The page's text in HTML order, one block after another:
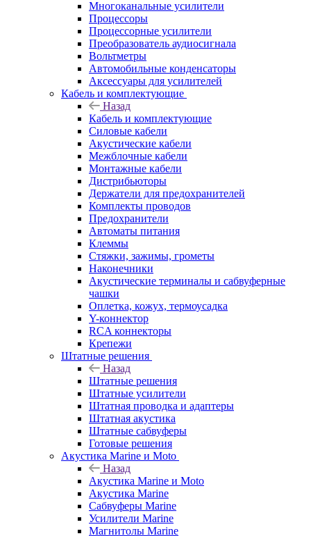
Многоканальные усилители
Процессоры
Процессорные усилители
Преобразователь аудиосигнала
Вольтметры
Автомобильные конденсаторы
Аксессуары для усилителей
Кабель и комплектующие
Назад
Кабель и комплектующие
Силовые кабели
Акустические кабели
Межблочные кабели
Монтажные кабели
Дистрибьюторы
Держатели для предохранителей
Комплекты проводов
Предохранители
Автоматы питания
Клеммы
Стяжки, зажимы, грометы
Наконечники
Акустические терминалы и сабвуферные
чашки
Оплетка, кожух, термоусадка
Y-коннектор
RCA коннекторы
Крепежи
Штатные решения
Назад
Штатные решения
Штатные усилители
Штатная проводка и адаптеры
Штатная акустика
Штатные сабвуферы
Готовые решения
Акустика Marine и Moto
Назад
Акустика Marine и Moto
Акустика Marine
Сабвуферы Marine
Усилители Marine
Магнитолы Marine